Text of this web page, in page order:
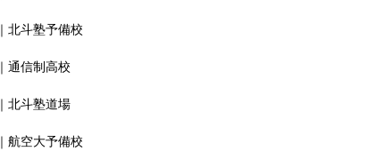
｜北斗塾予備校
｜通信制高校
｜北斗塾道場
｜航空大予備校